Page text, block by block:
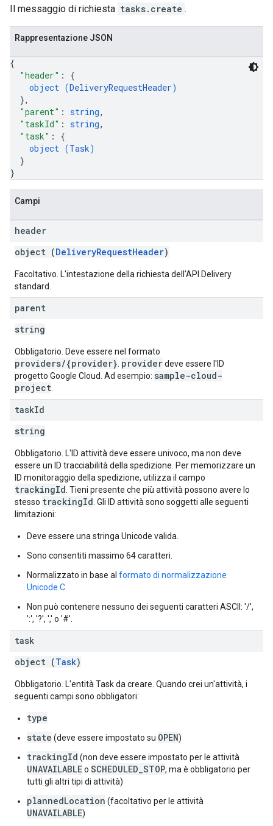
Il messaggio di richiesta tasks.create .
Rappresentazione JSON
{
"header" : {
object (DeliveryRequestHeader)
},
"parent" : string,
"taskId" : string,
"task" : {
object (Task)
}
}
Campi
header
object (DeliveryRequestHeader)
Facoltativo. L'intestazione della richiesta dell'API Delivery
standard.
parent
string
Obbligatorio. Deve essere nel formato
providers/{provider} providerdeve essere l'ID
progetto Google Cloud. Ad esempio: sample-cloud-
project
taskId
string
Obbligatorio. L'ID attività deve essere univoco, ma non deve
essere un ID tracciabilità della spedizione. Per memorizzare un
ID monitoraggio della spedizione, utilizza il campo
trackingId . Tieni presente che più attività possono avere lo
stesso trackingId . Gli ID attività sono soggetti alle seguenti
limitazioni:
Deve essere una stringa Unicode valida.
Sono consentiti massimo 64 caratteri.
Normalizzato in base al formato di normalizzazione
Unicode C
Non può contenere nessuno dei seguenti caratteri ASCII: '/',
':', '?', ',' o '#'.
task
object (Task)
Obbligatorio. L'entità Task da creare. Quando crei un'attività, i
seguenti campi sono obbligatori:
type
state (deve essere impostato su OPEN)
trackingId (non deve essere impostato per le attività
UNAVAILABLEo SCHEDULED_STOP, ma è obbligatorio per
tutti gli altri tipi di attività)
plannedLocation (facoltativo per le attività
UNAVAILABLE)